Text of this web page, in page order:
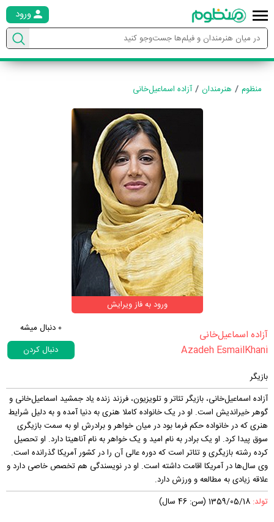
ورود
منظوم هنرمندان آزاده اسماعیل‌خانی
ورود به فاز ویرایش
‏آزاده اسماعیل‌خانی‏
Azadeh EsmailKhani
0 دنبال میشه
دنبال کردن
بازیگر
آزاده اسماعیل‌خانی، بازیگر تئاتر و تلویزیون، فرزند زنده یاد جمشید اسماعیل‌خانی و
گوهر خیراندیش است. او در یک خانواده کاملا هنری به دنیا آمده و به دلیل شرایط
هنری که در خانواده حکم فرما بود در میان خواهر و برادرش او به سمت بازیگری
سوق پیدا کرد. او یک برادر به نام امید و یک خواهر به نام آناهیتا دارد. او تحصیل
کرده رشته بازیگری و تئاتر است که دوره عالی آن را در کشور آمریکا گذرانده است.
وی سال‌ها در آمریکا اقامت داشته است. او در نویسندگی هم تخصص خاصی دارد و
علاقه زیادی به مطالعه و ورزش دارد.
تولد: